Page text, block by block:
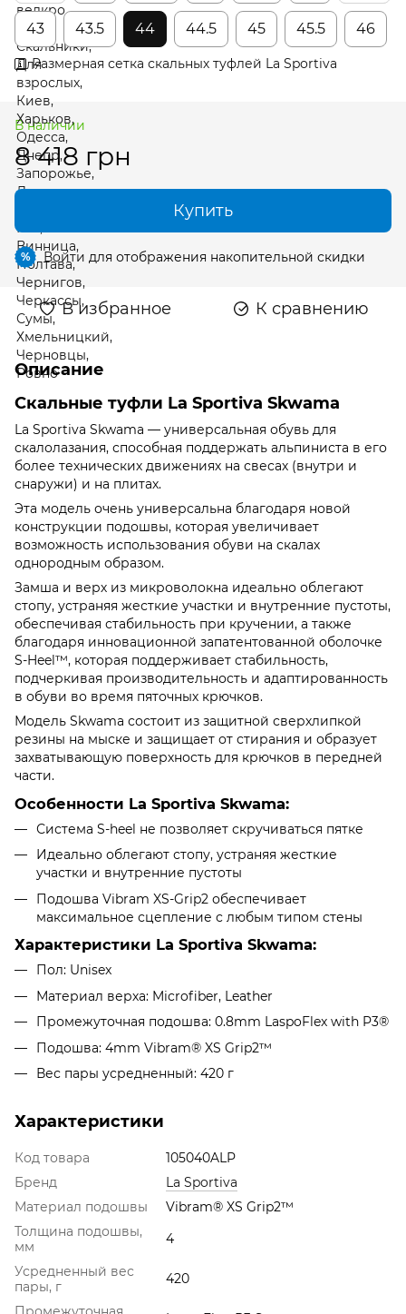
43 43.5 44 44.5 45 45.5 46
Размерная сетка скальных туфлей La Sportiva
В наличии
8 418 грн
Купить
% Войти для отображения накопительной скидки
В избранное К сравнению
Описание
Скальные туфли Lа Sportiva Skwama
Lа Sportiva Skwama — универсальная обувь для
скалолазания, способная поддержать альпиниста в его
более технических движениях на свесах (внутри и
снаружи) и на плитах.
Эта модель очень универсальна благодаря новой
конструкции подошвы, которая увеличивает
возможность использования обуви на скалах
однородным образом.
Замша и верх из микроволокна идеально облегают
стопу, устраняя жесткие участки и внутренние пустоты,
обеспечивая стабильность при кручении, а также
благодаря инновационной запатентованной оболочке
S-Heel™, которая поддерживает стабильность,
подчеркивая производительность и адаптированность
в обуви во время пяточных крючков.
Модель Skwama состоит из защитной сверхлипкой
резины на мыске и защищает от стирания и образует
захватывающую поверхность для крючков в передней
части.
Особенности Lа Sportiva Skwama:
Система S-heel не позволяет скручиваться пятке
Идеально облегают стопу, устраняя жесткие
участки и внутренние пустоты
Подошва Vibram XS-Grip2 обеспечивает
максимальное сцепление с любым типом стены
Характеристики Lа Sportiva Skwama:
Пол: Unisex
Материал верха: Microfiber, Leather
Промежуточная подошва: 0.8mm LaspoFlex with P3®
Подошва: 4mm Vibram® XS Grip2™
Вес пары усредненный: 420 г
Характеристики
Код товара
105040ALP
Бренд
La Sportiva
Материал подошвы
Vibram® XS Grip2™
Толщина подошвы,
мм
4
Усредненный вес
пары, г
420